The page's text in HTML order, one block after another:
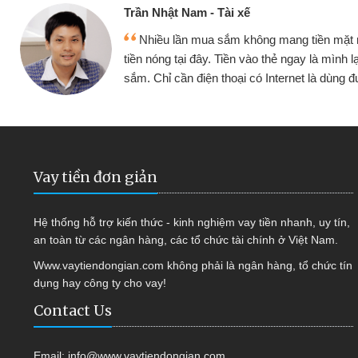
đều vay
tục mua
Tôi kinh doanh buôn bán nhỏ
hàng, nhờ biết đến website qua
quyết được công việc của mình
Vay tiền đơn giản
Hệ thống hỗ trợ kiến thức - kinh nghiệm vay tiền nhanh, uy tín,
an toàn từ các ngân hàng, các tổ chức tài chính ở Việt Nam.
Www.vaytiendongian.com không phải là ngân hàng, tổ chức tín
dụng hay công ty cho vay!
Contact Us